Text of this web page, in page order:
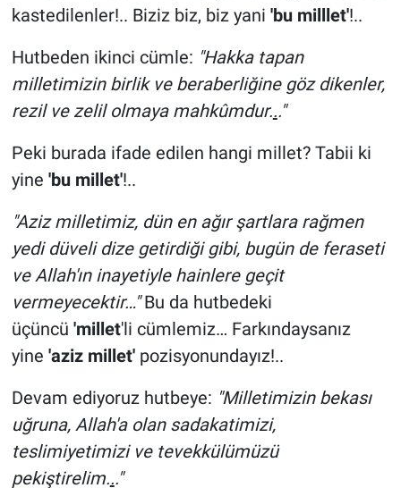
kastedilenler!.. Biziz biz, biz yani 'bu milllet'!..
Hutbeden ikinci cümle: "Hakka tapan
milletimizin birlik ve beraberliğine göz dikenler,
rezil ve zelil olmaya mahkûmdur..."
Peki burada ifade edilen hangi millet? Tabii ki
yine 'bu millet'!..
"Aziz milletimiz, dün en ağır şartlara rağmen
yedi düveli dize getirdiği gibi, bugün de feraseti
ve Allah'ın inayetiyle hainlere geçit
vermeyecektir…"Bu da hutbedeki
üçüncü 'millet'li cümlemiz… Farkındaysanız
yine 'aziz millet'pozisyonundayız!..
Devam ediyoruz hutbeye: "Milletimizin bekası
uğruna, Allah'a olan sadakatimizi,
teslimiyetimizi ve tevekkülümüzü
pekiştirelim..."